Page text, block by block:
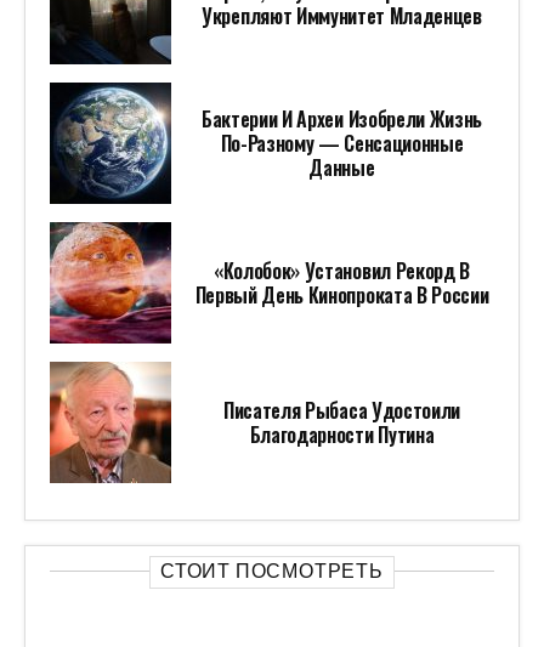
Укрепляют Иммунитет Младенцев
Бактерии И Археи Изобрели Жизнь
По-Разному — Сенсационные
Данные
«Колобок» Установил Рекорд В
Первый День Кинопроката В России
Писателя Рыбаса Удостоили
Благодарности Путина
СТОИТ ПОСМОТРЕТЬ